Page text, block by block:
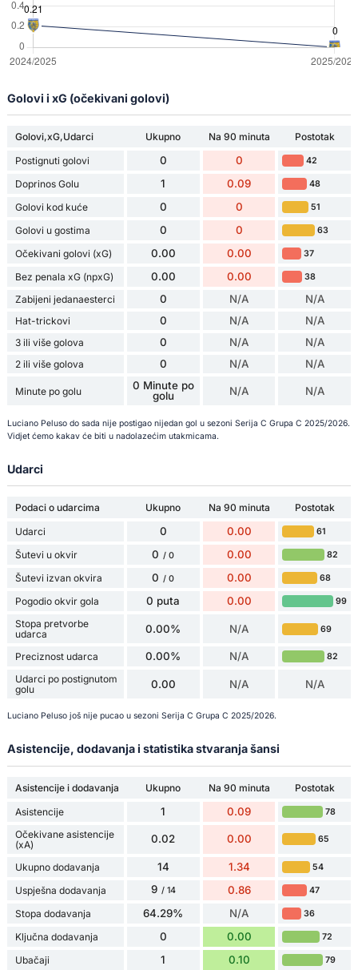
Golovi i xG (očekivani golovi)
Golovi,xG,Udarci Ukupno Na 90 minuta
Postotak
Postignuti golovi
0 0 42
Doprinos Golu 1 0.09 48
Golovi kod kuće 0 0 51
Golovi u gostima 0 0 63
Očekivani golovi (xG) 0.00 0.00 37
Bez penala xG (npxG) 0.00 0.00 38
Zabijeni jedanaesterci 0 N/A N/A
Hat-trickovi 0 N/A N/A
3 ili više golova 0 N/A N/A
2 ili više golova 0 N/A N/A
Minute po golu
0 Minute po
golu
N/A N/A
Luciano Peluso do sada nije postigao nijedan gol u sezoni Serija C Grupa C 2025/2026.
Vidjet ćemo kakav će biti u nadolazećim utakmicama.
Udarci
Podaci o udarcima Ukupno Na 90 minuta
Postotak
Udarci
0 0.00 61
Šutevi u okvir 0 / 0 0.00 82
Šutevi izvan okvira 0 / 0 0.00 68
Pogodio okvir gola 0 puta 0.00 99
Stopa pretvorbe
udarca
0.00% N/A 69
Preciznost udarca 0.00% N/A 82
Udarci po postignutom
golu
0.00 N/A N/A
Luciano Peluso još nije pucao u sezoni Serija C Grupa C 2025/2026.
Asistencije, dodavanja i statistika stvaranja šansi
Asistencije i dodavanja Ukupno Na 90 minuta
Postotak
Asistencije
1 0.09 78
Očekivane asistencije
(xA)
0.02 0.00 65
Ukupno dodavanja 14 1.34 54
Uspješna dodavanja 9 / 14 0.86 47
Stopa dodavanja 64.29% N/A 36
Ključna dodavanja 0 0.00 72
Ubačaji 1 0.10 79